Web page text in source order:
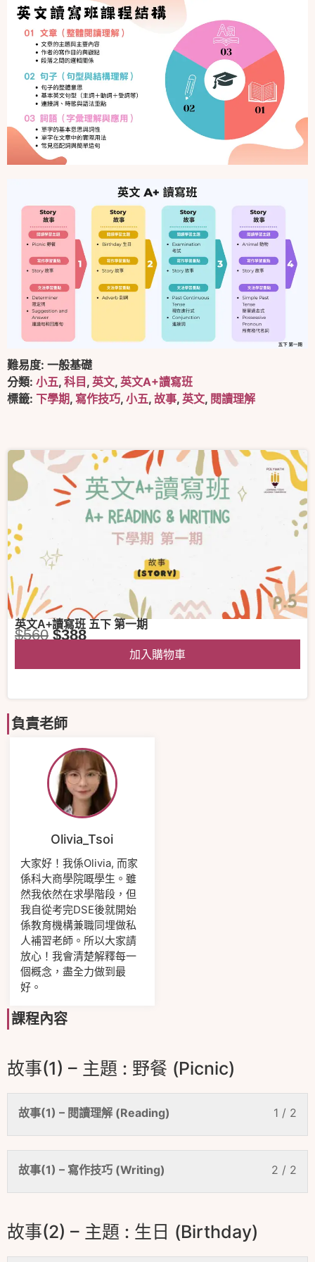
難易度: 一般基礎
分類: 小五, 科目, 英文, 英文A+讀寫班
標籤: 下學期, 寫作技巧, 小五, 故事, 英文, 閱讀理解
英文A+讀寫班 五下 第一期
$560 $388
加入購物車
負責老師
Olivia_Tsoi
大家好！我係Olivia, 而家
係科大商學院嘅學生。雖
然我依然在求學階段，但
我自從考完DSE後就開始
係教育機構兼職同埋做私
人補習老師。所以大家請
放心！我會清楚解釋每一
個概念，盡全力做到最
好。
課程內容
故事(1) – 主題 : 野餐 (Picnic)
1 / 2
故事(1) – 閱讀理解 (Reading)
2 / 2
故事(1) – 寫作技巧 (Writing)
故事(2) – 主題 : 生日 (Birthday)